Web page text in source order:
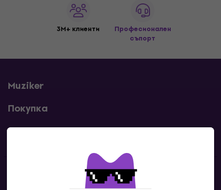
3M+ клиенти
Професионален
съпорт
Muziker
Покупка
Полезни линкове
Контакти